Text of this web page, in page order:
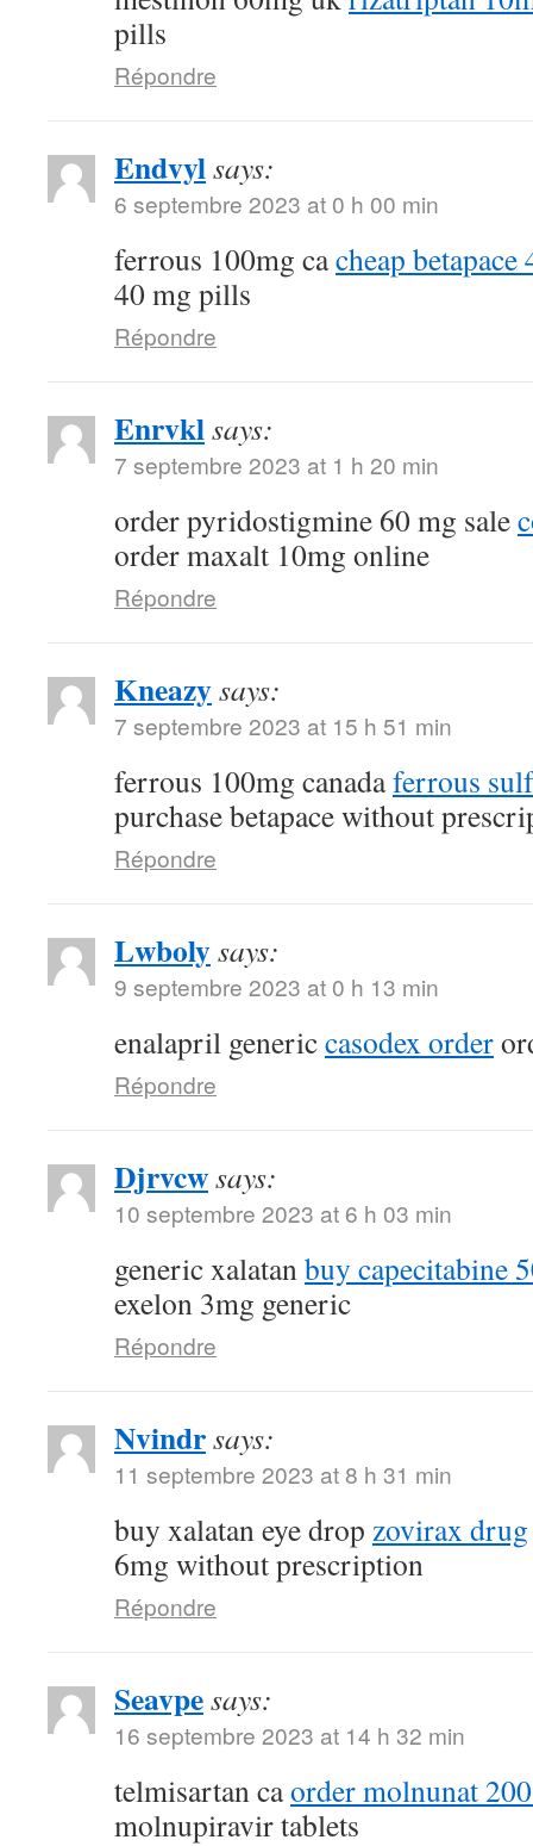
pills
Répondre
Endvylsays:
6 septembre 2023 at 0 h 00 min
ferrous 100mg cacheap betapace
40 mg pills
Répondre
Enrvklsays:
7 septembre 2023 at 1 h 20 min
order pyridostigmine 60 mg sale
order maxalt 10mg online
Répondre
Kneazysays:
7 septembre 2023 at 15 h 51 min
ferrous 100mg canadaferrous
purchase betapace without
Répondre
Lwbolysays:
9 septembre 2023 at 0 h 13 min
enalapril genericcasodex order
Répondre
Djrvcwsays:
10 septembre 2023 at 6 h 03 min
generic xalatanbuy capecitabine
exelon 3mg generic
Répondre
Nvindrsays:
11 septembre 2023 at 8 h 31 min
buy xalatan eye drop zovirax drug
6mg without prescription
Répondre
Seavpesays:
16 septembre 2023 at 14 h 32 min
telmisartan caorder molnunat
molnupiravir tablets